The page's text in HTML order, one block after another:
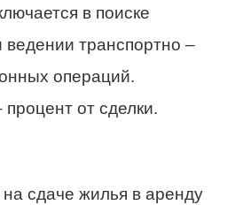
в поиске
ведении транспортно –
операций.
от сделки.
на сдаче жилья в аренду